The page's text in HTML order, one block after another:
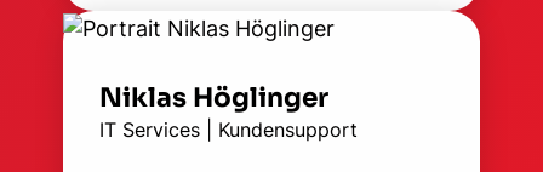
Niklas Höglinger
IT Services | Kundensupport